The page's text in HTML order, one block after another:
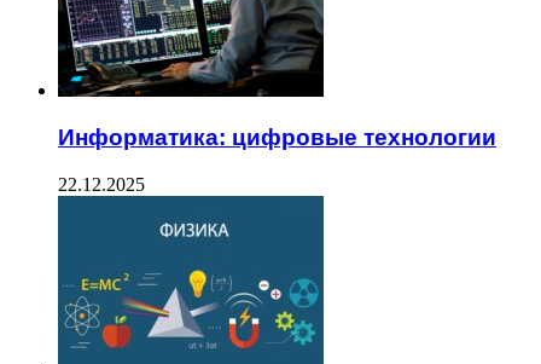
Информатика: цифровые технологии
22.12.2025